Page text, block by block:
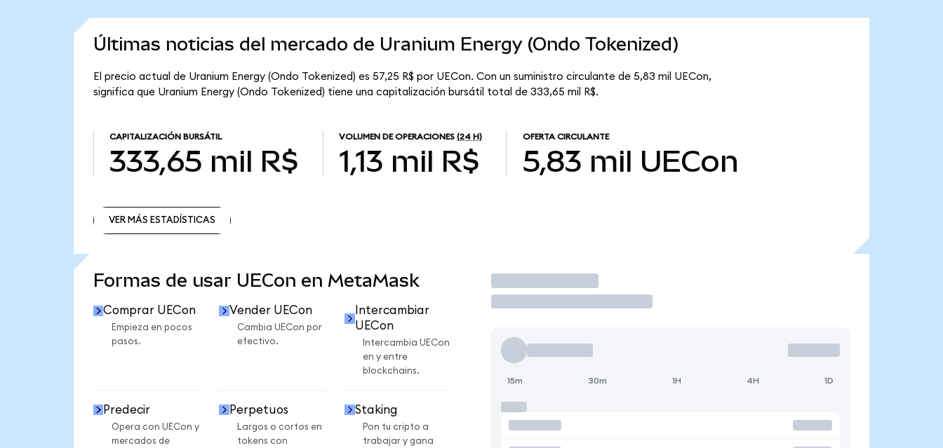
Últimas noticias del mercado de Uranium Energy (Ondo Tokenized)
El precio actual de Uranium Energy (Ondo Tokenized) es 57,25 R$ por UECon. Con un suministro circulante de 5,83 mil UECon,
significa que Uranium Energy (Ondo Tokenized) tiene una capitalización bursátil total de 333,65 mil R$.
CAPITALIZACIÓN BURSÁTIL
333,65 mil R$
VOLUMEN DE OPERACIONES (24 H)
1,13 mil R$
OFERTA CIRCULANTE
5,83 mil UECon
VER MÁS ESTADÍSTICAS
Formas de usar UECon en MetaMask
Comprar UECon
Empieza en pocos
pasos.
Vender UECon
Cambia UECon por
efectivo.
Intercambiar
UECon
Intercambia UECon
en y entre
blockchains.
Predecir
Opera con UECon y
mercados de
Perpetuos
Largos o cortos en
tokens con
Staking
Pon tu cripto a
trabajar y gana
Operar
15m 30m 1H 4H 1D